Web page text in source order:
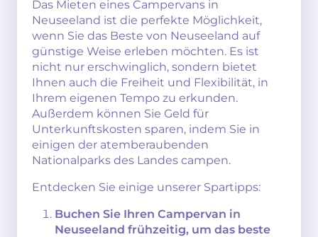
Das Mieten eines Campervans in
Neuseeland ist die perfekte Möglichkeit,
wenn Sie das Beste von Neuseeland auf
günstige Weise erleben möchten. Es ist
nicht nur erschwinglich, sondern bietet
Ihnen auch die Freiheit und Flexibilität, in
Ihrem eigenen Tempo zu erkunden.
Außerdem können Sie Geld für
Unterkunftskosten sparen, indem Sie in
einigen der atemberaubenden
Nationalparks des Landes campen.
Entdecken Sie einige unserer Spartipps:
Buchen Sie Ihren Campervan in
Neuseeland frühzeitig, um das beste